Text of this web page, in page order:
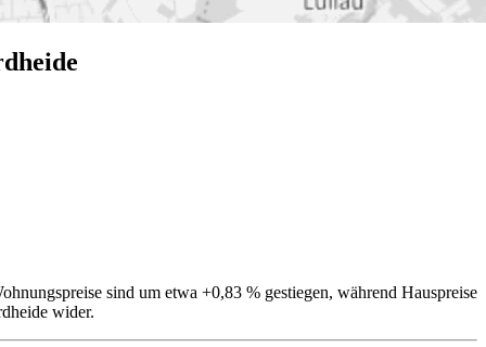
sind um etwa +0,83 % gestiegen, während Hauspreise
wider.